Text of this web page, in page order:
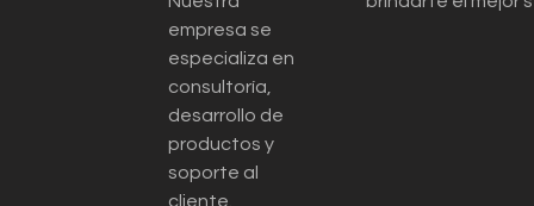
empresa se
especializa en
consultoría,
desarrollo de
productos y
soporte al
cliente.